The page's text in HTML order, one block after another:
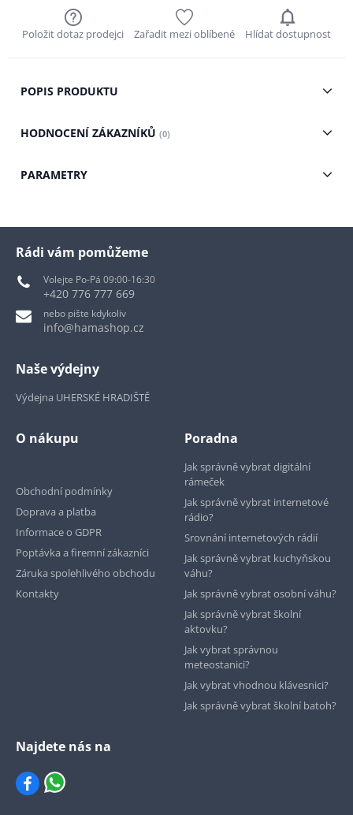
Položit dotaz prodejci Zařadit mezi oblíbené Hlídat dostupnost
POPIS PRODUKTU
HODNOCENÍ ZÁKAZNÍKŮ (0)
PARAMETRY
Rádi vám pomůžeme
Volejte Po-Pá 09:00-16:30
+420 776 777 669
nebo pište kdykoliv
info@hamashop.cz
Naše výdejny
Výdejna UHERSKÉ HRADIŠTĚ
O nákupu
Obchodní podmínky
Doprava a platba
Informace o GDPR
Poptávka a firemní zákazníci
Záruka spolehlivého obchodu
Kontakty
Poradna
Jak správně vybrat digitální
rámeček
Jak správně vybrat internetové
rádio?
Srovnání internetových rádií
Jak správně vybrat kuchyňskou
váhu?
Jak správně vybrat osobní váhu?
Jak správně vybrat školní
aktovku?
Jak vybrat správnou
meteostanici?
Jak vybrat vhodnou klávesnici?
Jak správně vybrat školní batoh?
Najdete nás na